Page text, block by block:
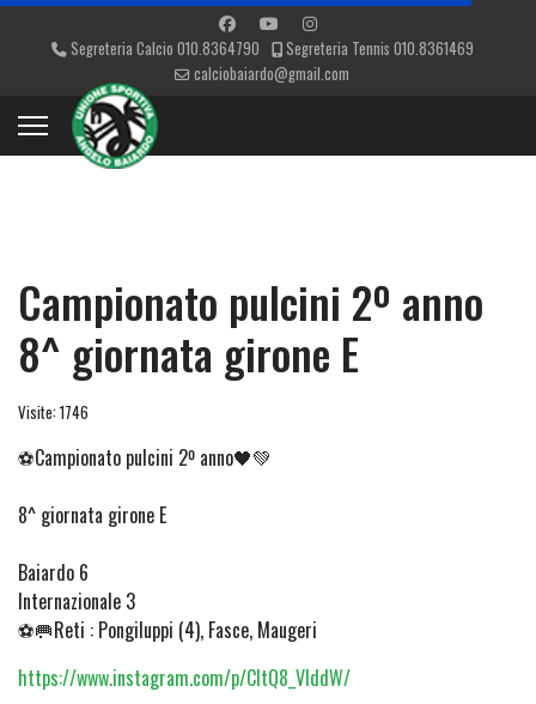
Segreteria Calcio 010.8364790
Segreteria Tennis 010.8361469
calciobaiardo@gmail.com
Campionato pulcini 2º anno
8^ giornata girone E
Visite: 1746
⚽Campionato pulcini 2º anno🖤💚
8^ giornata girone E
Baiardo 6
Internazionale 3
⚽🥅Reti : Pongiluppi (4), Fasce, Maugeri
https://www.instagram.com/p/CltQ8_VIddW/